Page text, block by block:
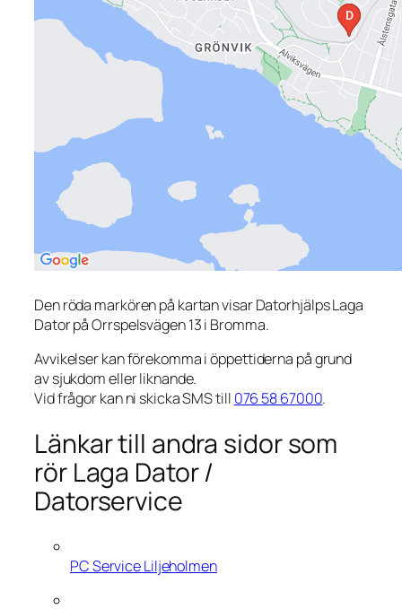
Den röda markören på kartan visar Datorhjälps Laga
Dator på Orrspelsvägen 13 i Bromma.
Avvikelser kan förekomma i öppettiderna på grund
av sjukdom eller liknande.
Vid frågor kan ni skicka SMS till 076 58 67000.
Länkar till andra sidor som
rör Laga Dator /
Datorservice
PC Service Liljeholmen